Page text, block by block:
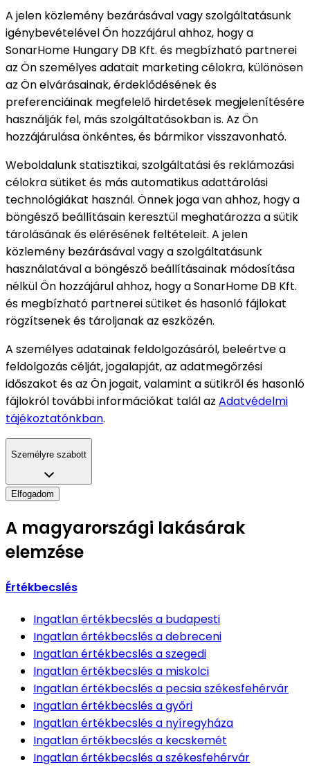
A jelen közlemény bezárásával vagy szolgáltatásunk
igénybevételével Ön hozzájárul ahhoz, hogy a
SonarHome Hungary DB Kft. és megbízható partnerei
az Ön személyes adatait marketing célokra, különösen
az Ön elvárásainak, érdeklődésének és
preferenciáinak megfelelő hirdetések megjelenítésére
használják fel, más szolgáltatásokban is. Az Ön
hozzájárulása önkéntes, és bármikor visszavonható.
Weboldalunk statisztikai, szolgáltatási és reklámozási
célokra sütiket és más automatikus adattárolási
technológiákat használ. Önnek joga van ahhoz, hogy a
böngésző beállításain keresztül meghatározza a sütik
tárolásának és elérésének feltételeit. A jelen
közlemény bezárásával vagy a szolgáltatásunk
használatával a böngésző beállításainak módosítása
nélkül Ön hozzájárul ahhoz, hogy a SonarHome DB Kft.
és megbízható partnerei sütiket és hasonló fájlokat
rögzítsenek és tároljanak az eszközén.
A személyes adatainak feldolgozásáról, beleértve a
feldolgozás célját, jogalapját, az adatmegőrzési
időszakot és az Ön jogait, valamint a sütikről és hasonló
fájlokról további információkat talál az Adatvédelmi
tájékoztatónkban.
Személyre szabott
Elfogadom
A magyarországi lakásárak
elemzése
Értékbecslés
Ingatlan értékbecslésa budapesti
Ingatlan értékbecslésa debreceni
Ingatlan értékbecslésa szegedi
Ingatlan értékbecslésa miskolci
Ingatlan értékbecslésa pecsia székesfehérvár
Ingatlan értékbecslésa győri
Ingatlan értékbecslésa nyíregyháza
Ingatlan értékbecslésa kecskemét
Ingatlan értékbecslésa székesfehérvár